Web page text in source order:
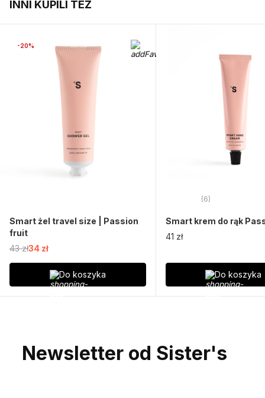
INNI KUPILI TEŻ
-20%
Smart żel travel size | Passion
fruit
43 zł34 zł
Do koszyka
(6)
Smart krem do rąk
41 zł
Do koszyka
Newsletter od Sister's